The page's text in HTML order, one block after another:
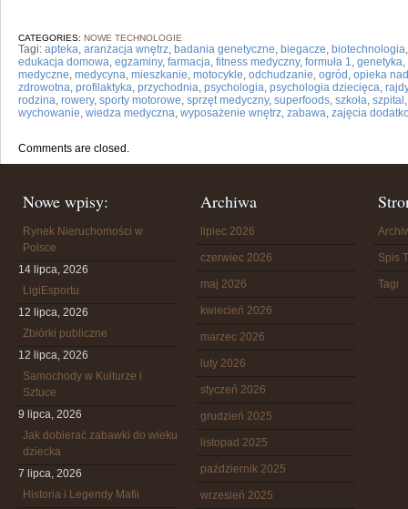
CATEGORIES: NOWE TECHNOLOGIE
Tagi: apteka, aranżacja wnętrz, badania genetyczne, biegacze, biotechnologia
edukacja domowa, egzaminy, farmacja, fitness medyczny, formuła 1, genetyka,
medyczne, medycyna, mieszkanie, motocykle, odchudzanie, ogród , opieka
zdrowotna, profilaktyka, przychodnia, psychologia, psychologia dziecięca, rajdy
rodzina, rowery, sporty motorowe, sprzęt medyczny, superfoods, szkoła, szpital
wychowanie, wiedza medyczna, wyposażenie wnętrz, zabawa, zajęcia
Comments are closed.
Nowe wpisy:
Rynek Nieruchomości w
Polsce
14 lipca, 2026
LigiEsportu
12 lipca, 2026
Zbiórki publiczne
12 lipca, 2026
Samochody w Kulturze i
Sztuce
9 lipca, 2026
Jak dobierać zabawki do wieku
dziecka
7 lipca, 2026
Historia i Legendy Mafii
Archiwa
lipiec 2026
czerwiec 2026
maj 2026
kwiecień 2026
marzec 2026
luty 2026
styczeń 2026
grudzień 2025
listopad 2025
październik 2025
wrzesień 2025
Spis
Tagi